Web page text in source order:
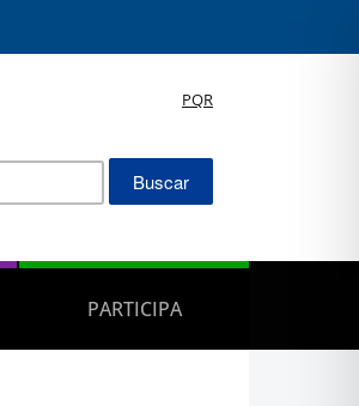
PQR
Buscar:
PARTICIPA